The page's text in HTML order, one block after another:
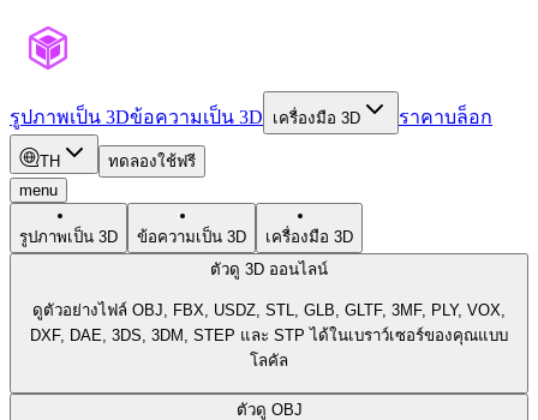
รูปภาพเป็น 3Dข้อความเป็น 3D เครื่องมือ 3D ราคาบล็อก
TH
ทดลองใช้ฟรี
menu
รูปภาพเป็น 3D ข้อความเป็น 3D
เครื่องมือ 3D
ตัวดู 3D ออนไลน์
ดูตัวอย่างไฟล์ OBJ, FBX, USDZ, STL, GLB, GLTF, 3MF, PLY, VOX,
DXF, DAE, 3DS, 3DM, STEP และ STP ได้ในเบราว์เซอร์ของคุณแบบ
โลคัล
ตัวดู OBJ